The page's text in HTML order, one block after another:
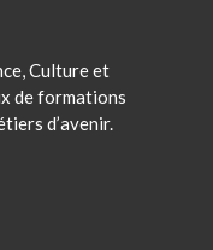
Culture et
de formations
d’avenir.